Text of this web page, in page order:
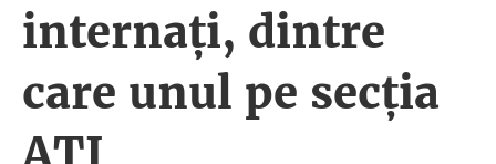
internați, dintre
care unul pe secția